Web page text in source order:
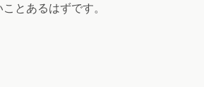
とあるはずです。